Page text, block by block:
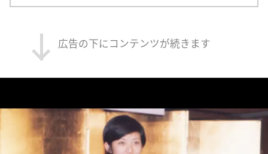
広告の下にコンテンツが続きます